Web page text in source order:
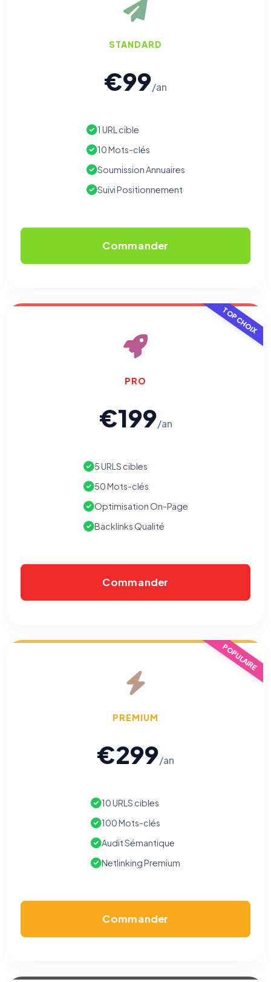
STANDARD
€99/an
1 URL cible
10 Mots-clés
Soumission Annuaires
Suivi Positionnement
Commander
TOP CHOIX
PRO
€199/an
5 URLS cibles
50 Mots-clés
Optimisation On-Page
Backlinks Qualité
Commander
POPULAIRE
PREMIUM
€299/an
10 URLS cibles
100 Mots-clés
Audit Sémantique
Netlinking Premium
Commander